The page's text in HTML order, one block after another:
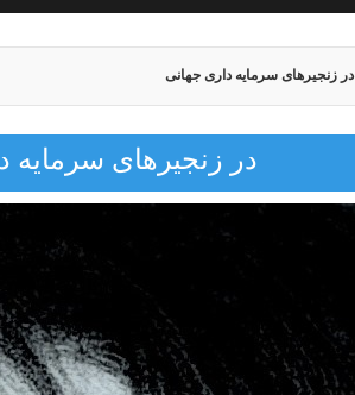
در زنجیرهای سرمایه داری جهانی
در زنجیرهای سرمایه